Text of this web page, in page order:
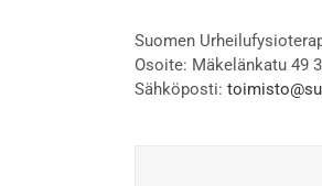
Suomen
Osoite: Mäkelänkatu 49
Sähköposti: